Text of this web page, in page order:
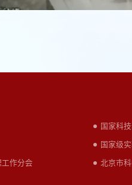
国家科
国家级
作分会 北京市